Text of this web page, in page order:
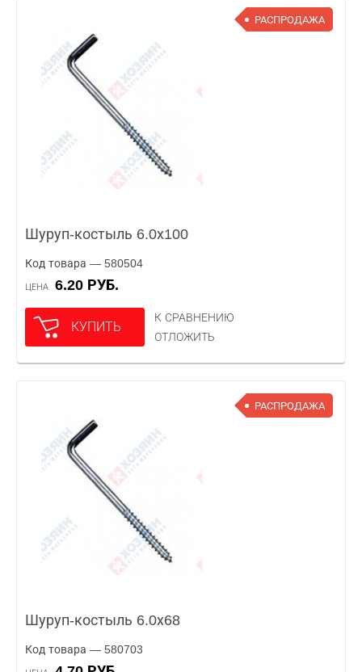
РАСПРОДАЖА
Шуруп-костыль 6.0х100
Код товара — 580504
ЦЕНА 6.20 РУБ.
КУПИТЬ
К СРАВНЕНИЮ
ОТЛОЖИТЬ
РАСПРОДАЖА
Шуруп-костыль 6.0х68
Код товара — 580703